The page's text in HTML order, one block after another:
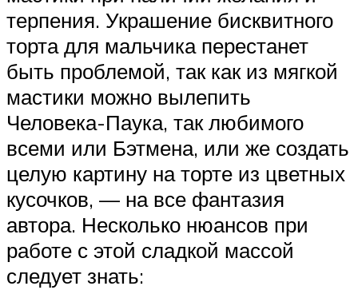
терпения. Украшение бисквитного
торта для мальчика перестанет
быть проблемой, так как из мягкой
мастики можно вылепить
Человека-Паука, так любимого
всеми или Бэтмена, или же создать
целую картину на торте из цветных
кусочков, — на все фантазия
автора. Несколько нюансов при
работе с этой сладкой массой
следует знать: